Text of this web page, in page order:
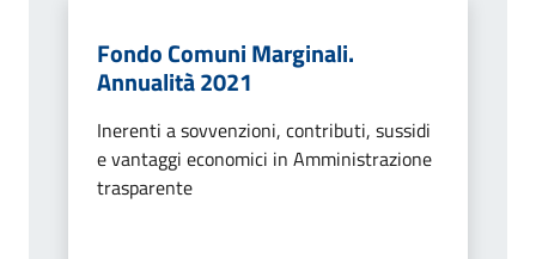
Fondo Comuni Marginali.
Annualità 2021
Inerenti a sovvenzioni, contributi, sussidi
e vantaggi economici in Amministrazione
trasparente